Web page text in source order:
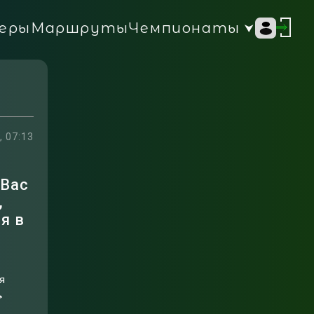
МаршрутыЧемпионаты
07:13
в